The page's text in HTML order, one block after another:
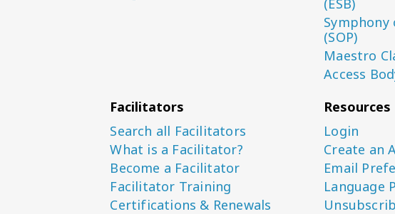
(ESB)
(SOP)
Maestro
Access
Facilitators
Search all Facilitators
What is a Facilitator?
Become a Facilitator
Facilitator Training
Certifications & Renewals
Resources
Login
Create an
Email
Language